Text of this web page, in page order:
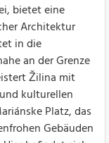
bietet eine
Architektur
in die
an der Grenze
Žilina mit
kulturellen
Platz, das
Gebäuden